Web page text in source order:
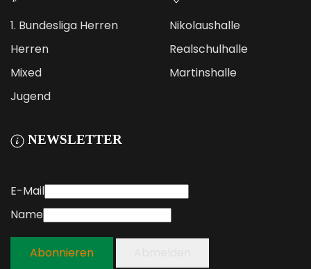
1. Bundesliga Herren
Herren
Mixed
Jugend
Nikolaushalle
Realschulhalle
Martinshalle
NEWSLETTER
E-Mail
Name
Abonnieren